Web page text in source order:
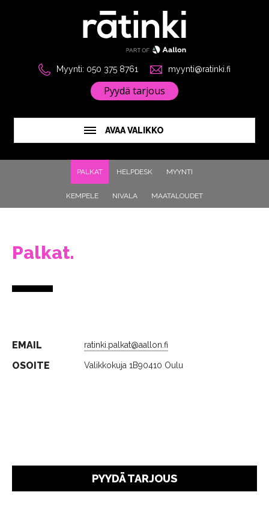
Myynti: 050 375 8761 myynti@ratinki.fi
Pyydä tarjous
AVAA VALIKKO
PALKAT HELPDESK MYYNTI
KEMPELE NIVALA MAATALOUDET
Palkat.
EMAIL ratinki.palkat@aallon.fi
OSOITE Valikkokuja 1B90410 Oulu
PYYDÄ TARJOUS